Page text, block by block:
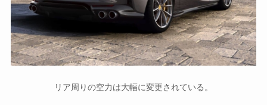
リア周りの空力は大幅に変更されている。